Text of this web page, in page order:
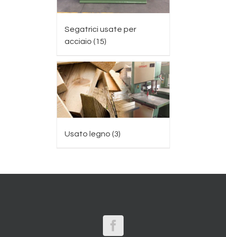
Segatrici usate per
acciaio (15)
Usato legno (3)